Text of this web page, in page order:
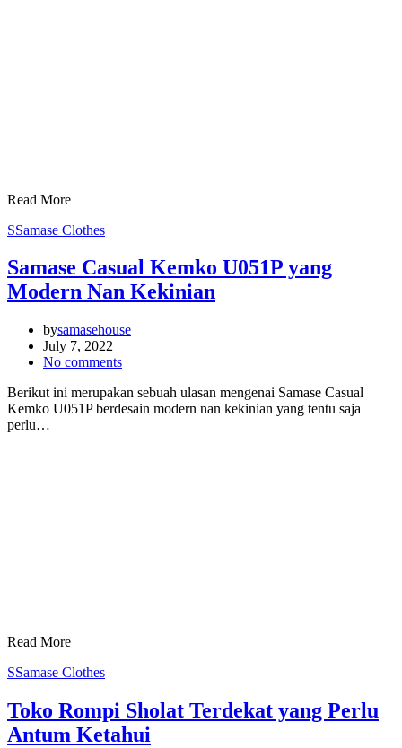
Read More
SSamase Clothes
Samase Casual Kemko U051P yang
Modern Nan Kekinian
bysamasehouse
July 7, 2022
No comments
Berikut ini merupakan sebuah ulasan mengenai Samase Casual
Kemko U051P berdesain modern nan kekinian yang tentu saja
perlu…
Read More
SSamase Clothes
Toko Rompi Sholat Terdekat yang Perlu
Antum Ketahui